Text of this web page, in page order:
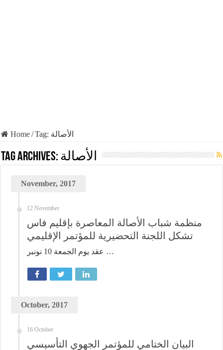
Home/Tag: الأصالة
Tag Archives: الأصالة
November, 2017
12 November
منظمة شباب الأصالة المعاصرة بإقليم فاس
تشكل اللجنة التحضيرية للمؤتمر الإقليمي
عقد يوم الجمعة 10 نونبر …
October, 2017
16 October
البيان الختامي للمؤتمر الجهوي التأسيسي